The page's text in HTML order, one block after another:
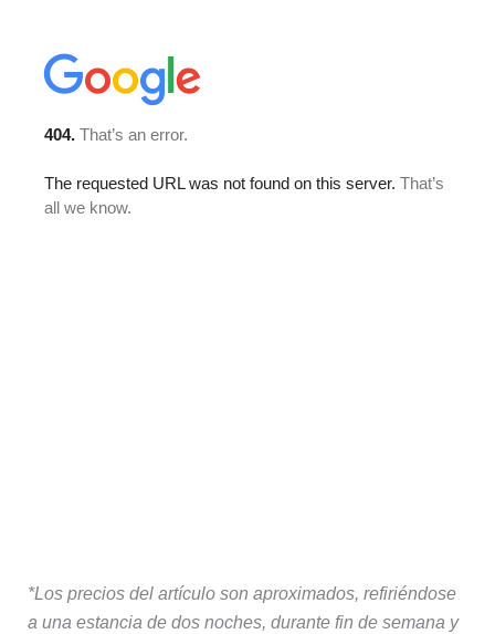
*Los precios del artículo son aproximados, refiriéndose
a una estancia de dos noches, durante fin de semana y